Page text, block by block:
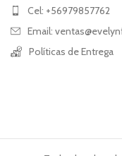
Cel: +56979857762
Email:
Políticas de Entrega